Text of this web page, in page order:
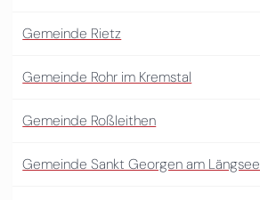
Gemeinde Rietz
Gemeinde Rohr im Kremstal
Gemeinde Roßleithen
Gemeinde Sankt Georgen am Längsee